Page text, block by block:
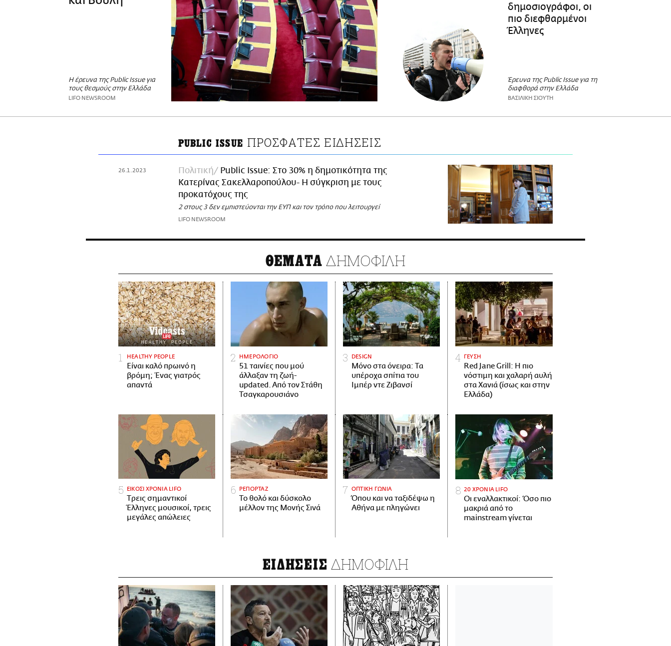
Η έρευνα της Public Issue για
τους θεσμούς στην Ελλάδα
LIFO NEWSROOM
δημοσιογράφοι, οι
πιο διεφθαρμένοι
Έλληνες
Έρευνα της Public Issue για τη
διαφθορά στην Ελλάδα
ΒΑΣΙΛΙΚΗ ΣΙΟΥΤΗ
PUBLIC ISSUE ΠΡΟΣΦΑΤΕΣ ΕΙΔΗΣΕΙΣ
26.1.2023 Πολιτική
Public Issue: Στο 30% η δημοτικότητα της
Κατερίνας Σακελλαροπούλου- Η σύγκριση με τους
προκατόχους της
2 στους 3 δεν εμπιστεύονται την ΕΥΠ και τον τρόπο που λειτουργεί
LIFO NEWSROOM
ΘΕΜΑΤΑ ΔΗΜΟΦΙΛΗ
HEALTHY PEOPLE
Είναι καλό πρωινό η
βρόμη; Ένας γιατρός
απαντά
ΗΜΕΡΟΛΟΓΙΟ
51 ταινίες που μού
άλλαξαν τη ζωή-
updated. Aπό τον Στάθη
Τσαγκαρουσιάνο
DESIGN
Μόνο στα όνειρα: Τα
υπέροχα σπίτια του
Ιμπέρ ντε Ζιβανσί
ΓΕΥΣΗ
Red Jane Grill: Η πιο
νόστιμη και χαλαρή αυλή
στα Χανιά (ίσως και στην
Ελλάδα)
ΕΙΚΟΣΙ ΧΡΟΝΙΑ LIFO
Tρεις σημαντικοί
Έλληνες μουσικοί, τρεις
μεγάλες απώλειες
ΡΕΠΟΡΤΑΖ
Το θολό και δύσκολο
μέλλον της Μονής Σινά
ΟΠΤΙΚΗ ΓΩΝΙΑ
Όπου και να ταξιδέψω η
Αθήνα με πληγώνει
20 ΧΡΟΝΙΑ LIFO
Οι εναλλακτικοί: Όσο πιο
μακριά από το
mainstream γίνεται
ΕΙΔΗΣΕΙΣ ΔΗΜΟΦΙΛΗ